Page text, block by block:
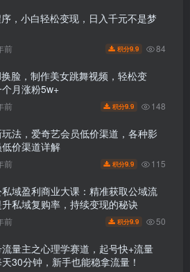
，小白轻松变现，日入千元不是梦
前 积分9.9 84
脸，制作美女跳舞视频，轻松变
月涨粉5w+
前 积分9.9 148
法，爱奇艺会员低价渠道，各种影
价渠道详解
前 积分9.9 115
域盈利商业大课：精准获取公域流
私域复购率，持续变现的秘诀
前 积分9.9 50
量主之心理学赛道，起号快+流量
30分钟，新手也能稳拿流量！